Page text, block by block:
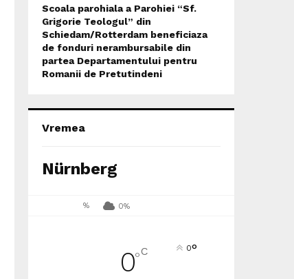
Scoala parohiala a Parohiei “Sf.
Grigorie Teologul” din
Schiedam/Rotterdam beneficiaza
de fonduri nerambursabile din
partea Departamentului pentru
Romanii de Pretutindeni
Vremea
Nürnberg
% 0%
0°C 0°